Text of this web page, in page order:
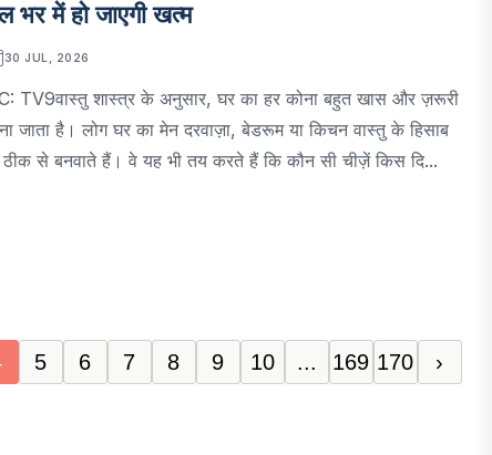
भर में हो जाएगी खत्म
30 JUL, 2026
TV9वास्तु शास्त्र के अनुसार, घर का हर कोना बहुत खास और ज़रूरी
जाता है। लोग घर का मेन दरवाज़ा, बेडरूम या किचन वास्तु के हिसाब
से बनवाते हैं। वे यह भी तय करते हैं कि कौन सी चीज़ें किस दि...
5 6 7 8 9 10 ... 169 170 ›